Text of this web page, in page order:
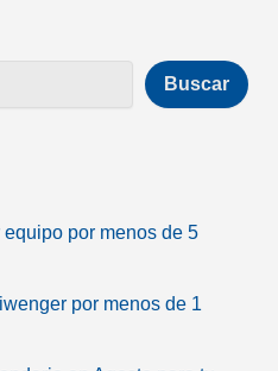
Buscar
por menos de 5
por menos de 1